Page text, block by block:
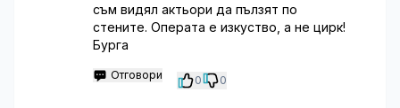
съм видял актьори да пълзят по
стените. Операта е изкуство, а не цирк!
Бурга
Отговори 0 0